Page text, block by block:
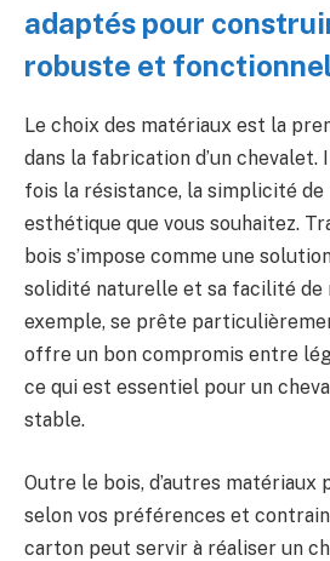
adaptés pour
robuste et
Le choix des matériaux est la
dans la fabrication d’un chevalet.
fois la résistance, la simplicité
esthétique que vous souhaitez.
bois s’impose comme une
solidité naturelle et sa facilité de
exemple, se prête
offre un bon compromis entre
ce qui est essentiel pour un
stable.
Outre le bois, d’autres
selon vos préférences et
carton peut servir à réaliser un